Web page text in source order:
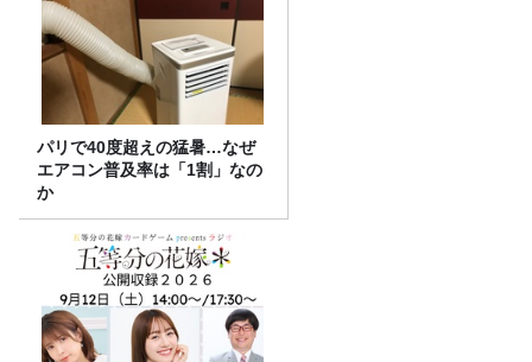
パリで40度超えの猛暑…なぜ
エアコン普及率は「1割」なの
か